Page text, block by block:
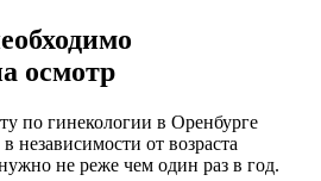
осмотр
по гинекологии в Оренбурге
независимости от возраста
не реже чем один раз в год.